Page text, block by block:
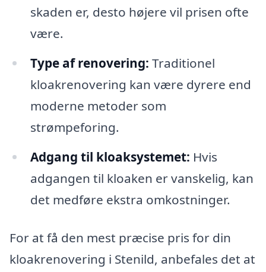
skaden er, desto højere vil prisen ofte
være.
Type af renovering: Traditionel
kloakrenovering kan være dyrere end
moderne metoder som
strømpeforing.
Adgang til kloaksystemet: Hvis
adgangen til kloaken er vanskelig, kan
det medføre ekstra omkostninger.
For at få den mest præcise pris for din
kloakrenovering i Stenild, anbefales det at